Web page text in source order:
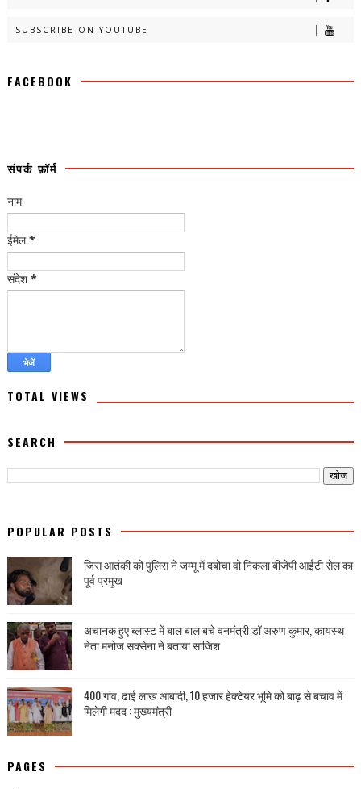
SUBSCRIBE ON YOUTUBE
FACEBOOK
संपर्क फ़ॉर्म
नाम
ईमेल*
संदेश *
TOTAL VIEWS
SEARCH
POPULAR POSTS
जिस आतंकी को पुलिस ने जम्मू में दबोचा वो निकला बीजेपी आईटी सेल का
पूर्व प्रमुख
अचानक हुए ब्लास्ट में बाल बाल बचे वनमंत्री डॉ अरुण कुमार, कायस्थ
नेता मनोज सक्सेना ने बताया साजिश
400 गांव, ढाई लाख आबादी, 10 हजार हेक्टेयर भूमि को बाढ़ से बचाव में
मिलेगी मदद : मुख्यमंत्री
PAGES